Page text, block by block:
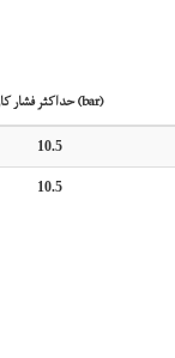
حداکثر فشار کار (bar)
10.5
10.5